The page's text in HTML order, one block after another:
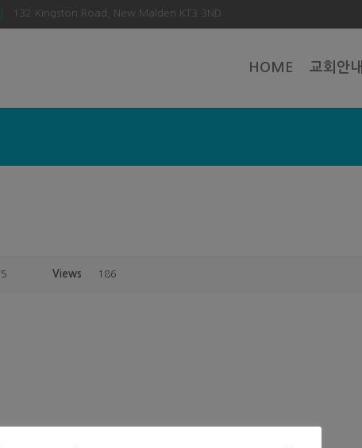
132 Kingston Road, New Malden KT3 3ND
HOME 교회안내
Views 186